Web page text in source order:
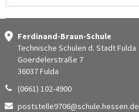
Ferdinand-Braun-Schule
Technische Schulen d. Stadt Fulda
Goerdelerstraße 7
36037 Fulda
(0661) 102-4900
poststelle9706@schule.hessen.de